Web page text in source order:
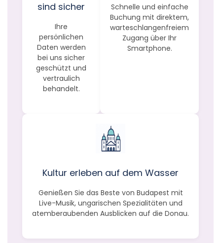
sind sicher
Ihre
persönlichen
Daten werden
bei uns sicher
geschützt und
vertraulich
behandelt.
Schnelle und einfache
Buchung mit direktem,
warteschlangenfreiem
Zugang über Ihr
Smartphone.
Kultur erleben auf dem Wasser
Genießen Sie das Beste von Budapest mit
Live-Musik, ungarischen Spezialitäten und
atemberaubenden Ausblicken auf die Donau.